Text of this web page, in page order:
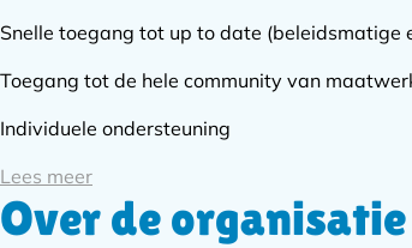
Snelle toegang tot up to date (beleidsmatige
Toegang tot de hele community van
Individuele ondersteuning
Lees meer
Over de organisatie